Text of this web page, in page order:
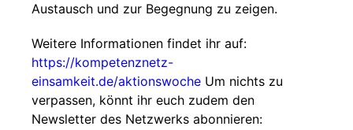
Austausch und zur Begegnung zu zeigen.
Weitere Informationen findet ihr auf:
https://kompetenznetz-
einsamkeit.de/aktionswoche Um nichts zu
verpassen, könnt ihr euch zudem den
Newsletter des Netzwerks abonnieren: